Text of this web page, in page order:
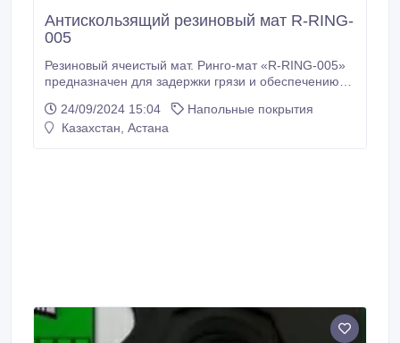
Антискользящий резиновый мат R-RING-
005
Резиновый ячеистый мат. Ринго-мат «R-RING-005»
предназначен для задержки грязи и обеспечению
позволяют резиновому коврику не скользить на
кафеле, мраморе и граните. Резиновый ячеистый
24/09/2024 15:04
Напольные покрытия
Казахстан, Астана